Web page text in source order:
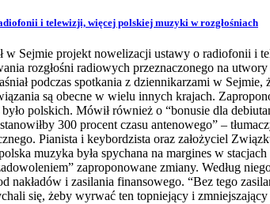
i telewizji, więcej polskiej muzyki w rozgłośniach
w Sejmie projekt nowelizacji ustawy o radiofonii i
rozgłośni radiowych przeznaczonego na
podczas spotkania z dziennikarzami w
są obecne w wielu innych krajach.
polskich. Mówił również o “bonusie dla
300 procent czasu antenowego” –
Pianista i keybordzista oraz założyciel
muzyka była spychana na margines w
zaproponowane zmiany. Według
nakładów i zasilania finansowego. “Bez tego
się, żeby wyrwać ten topniejący i